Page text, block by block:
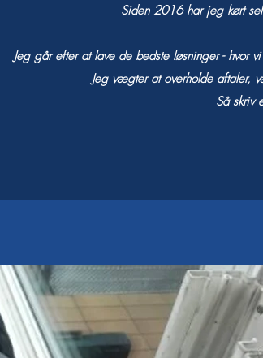
Siden 2016 har jeg kørt
Jeg går efter at lave de bedste løsninger - hvor
Jeg vægter at overholde aftaler,
Så skriv